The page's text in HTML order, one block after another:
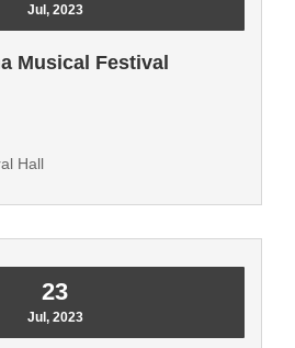
Jul, 2023
Musical Festival
Hall
23
Jul, 2023